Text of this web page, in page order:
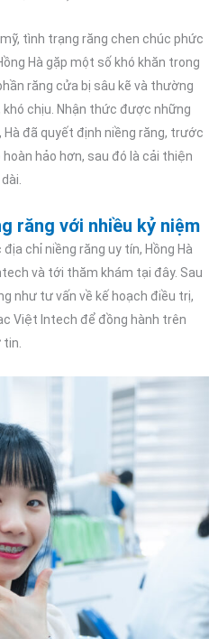
tình trạng răng chen chúc phức
Hà gặp một số khó khăn trong
răng cửa bị sâu kẽ và thường
chịu. Nhận thức được những
đã quyết định niềng răng, trước
hảo hơn, sau đó là cải thiện
răng với nhiều kỷ niệm
chỉ niềng răng uy tín, Hồng Hà
và tới thăm khám tại đây. Sau
như tư vấn về kế hoạch điều trị,
Việt Intech để đồng hành trên